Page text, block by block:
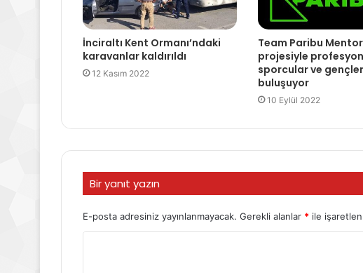
İnciraltı Kent Ormanı’ndaki
karavanlar kaldırıldı
12 Kasım 2022
Team Paribu Mentor
projesiyle
sporcular ve gençler
buluşuyor
10 Eylül 2022
Bir yanıt yazın
E-posta adresiniz yayınlanmayacak. Gerekli alanlar * ile